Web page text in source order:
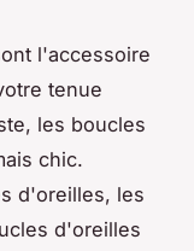
l'accessoire
tenue
les boucles
chic.
d'oreilles, les
d'oreilles